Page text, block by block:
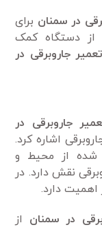
در سمنان برای
دستگاه کمک
جاروبرقی در
جاروبرقی در
اشاره کرد.
شده از محیط و
نقش دارد. در
اهمیت دارد.
در سمنان از